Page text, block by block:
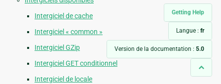
Getting Help
Langue : fr
Version de la documentation : 5.0
Intergiciel de cache
Intergiciel « common »
Intergiciel GZip
Intergiciel GET conditionnel
Intergiciel de locale